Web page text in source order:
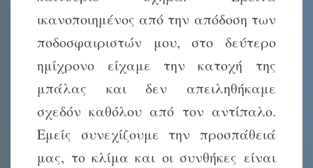
ικανοποιημένος από την απόδοση των
ποδοσφαιριστών μου, στο δεύτερο
ημίχρονο είχαμε την κατοχή της
μπάλας και δεν απειληθήκαμε
σχεδόν καθόλου από τον αντίπαλο.
Εμείς συνεχίζουμε την προσπάθειά
μας, το κλίμα και οι συνθήκες είναι